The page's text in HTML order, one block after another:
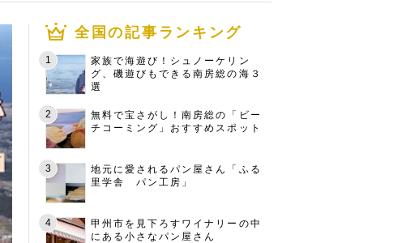
全国の記事ランキング
家族で海遊び！シュノーケリン
グ、磯遊びもできる南房総の海３
選
無料で宝さがし！南房総の「ビー
チコーミング」おすすめスポット
地元に愛されるパン屋さん「ふる
里学舎 パン工房」
甲州市を見下ろすワイナリーの中
にある小さなパン屋さん